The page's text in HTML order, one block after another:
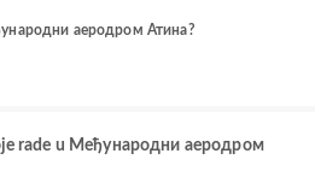
аеродром Атина?
rade u Међународни аеродром